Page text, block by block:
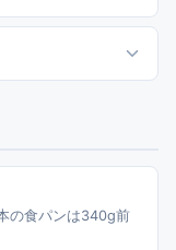
の食パンは340g前